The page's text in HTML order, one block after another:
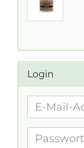
Login
E-
Adresse
Passwort